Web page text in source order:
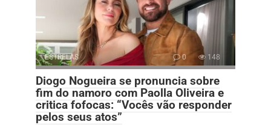
ESTRELAS 0 148
Diogo Nogueira se pronuncia sobre
fim do namoro com Paolla Oliveira e
critica fofocas: “Vocês vão responder
pelos seus atos”